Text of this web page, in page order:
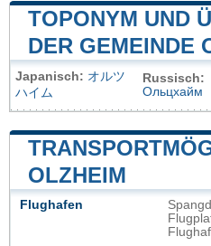
TOPONYM UND
DER GEMEINDE
Japanisch: オルツ
ハイム
Russisch:
Ольцхайм
OLZHEIM
Flughafen